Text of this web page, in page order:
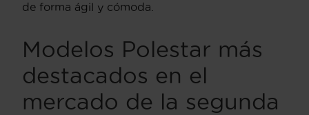
de forma ágil y cómoda.
Modelos Polestar más
destacados en el
mercado de la segunda